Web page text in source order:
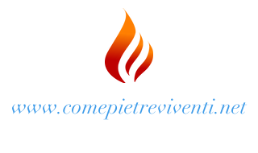
www.comepietreviventi.net